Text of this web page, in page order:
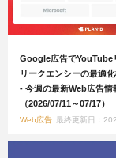
Google広告でYouTube
リークエンシーの最適
- 今週の最新Web広告情
（2026/07/11～07/17）
Web広告 最終更新日：